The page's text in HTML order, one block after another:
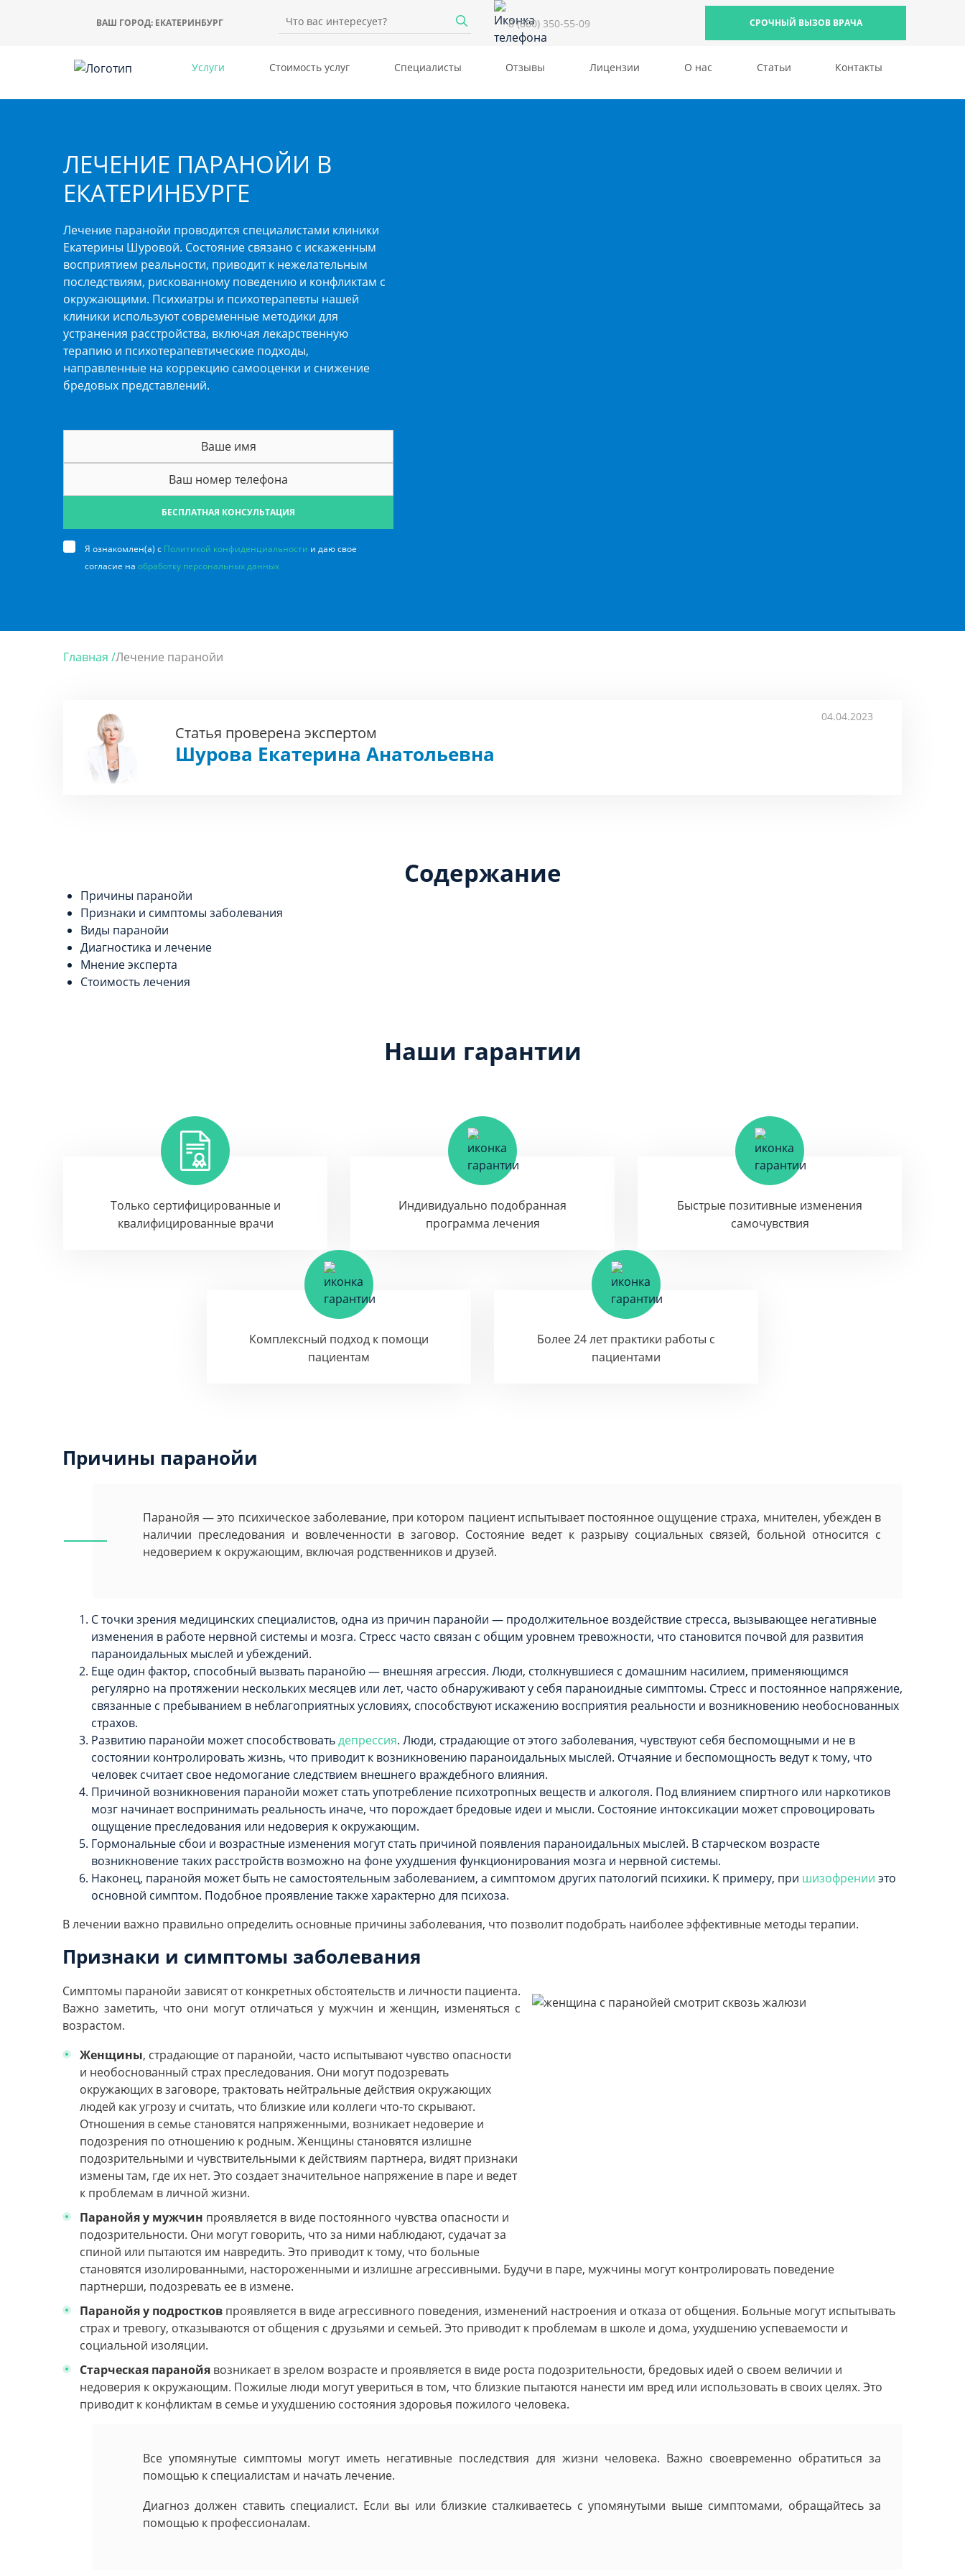
ВАШ ГОРОД: ЕКАТЕРИНБУРГ 8 (800) 350-55-09 СРОЧНЫЙ ВЫЗОВ ВРАЧА
Услуги Стоимость услуг Специалисты Отзывы Лицензии О нас Статьи Контакты
ЛЕЧЕНИЕ ПАРАНОЙИ В
ЕКАТЕРИНБУРГЕ
Лечение паранойи проводится специалистами клиники
Екатерины Шуровой. Состояние связано с искаженным
восприятием реальности, приводит к нежелательным
последствиям, рискованному поведению и конфликтам с
окружающими. Психиатры и психотерапевты нашей
клиники используют современные методики для
устранения расстройства, включая лекарственную
терапию и психотерапевтические подходы,
направленные на коррекцию самооценки и снижение
бредовых представлений.
БЕСПЛАТНАЯ КОНСУЛЬТАЦИЯ
Я ознакомлен(а) с Политикой конфиденциальности и даю свое
согласие на обработку персональных данных
Главная /Лечение паранойи
04.04.2023
Статья проверена экспертом
Шурова Екатерина Анатольевна
Содержание
Причины паранойи
Признаки и симптомы заболевания
Виды паранойи
Диагностика и лечение
Мнение эксперта
Стоимость лечения
Наши гарантии
Только сертифицированные и
квалифицированные врачи
Индивидуально подобранная
программа лечения
Быстрые позитивные изменения
самочувствия
Комплексный подход к помощи
пациентам
Более 24 лет практики работы с
пациентами
Причины паранойи
Паранойя — это психическое заболевание, при котором пациент испытывает постоянное ощущение страха, мнителен, убежден в
наличии преследования и вовлеченности в заговор. Состояние ведет к разрыву социальных связей, больной относится с
недоверием к окружающим, включая родственников и друзей.
С точки зрения медицинских специалистов, одна из причин паранойи — продолжительное воздействие стресса, вызывающее негативные
изменения в работе нервной системы и мозга. Стресс часто связан с общим уровнем тревожности, что становится почвой для развития
параноидальных мыслей и убеждений.
Еще один фактор, способный вызвать паранойю — внешняя агрессия. Люди, столкнувшиеся с домашним насилием, применяющимся
регулярно на протяжении нескольких месяцев или лет, часто обнаруживают у себя параноидные симптомы. Стресс и постоянное напряжение,
связанные с пребыванием в неблагоприятных условиях, способствуют искажению восприятия реальности и возникновению необоснованных
страхов.
Развитию паранойи может способствоватьдепрессия. Люди, страдающие от этого заболевания, чувствуют себя беспомощными и не в
состоянии контролировать жизнь, что приводит к возникновению параноидальных мыслей. Отчаяние и беспомощность ведут к тому, что
человек считает свое недомогание следствием внешнего враждебного влияния.
Причиной возникновения паранойи может стать употребление психотропных веществ и алкоголя. Под влиянием спиртного или наркотиков
мозг начинает воспринимать реальность иначе, что порождает бредовые идеи и мысли. Состояние интоксикации может спровоцировать
ощущение преследования или недоверия к окружающим.
Гормональные сбои и возрастные изменения могут стать причиной появления параноидальных мыслей. В старческом возрасте
возникновение таких расстройств возможно на фоне ухудшения функционирования мозга и нервной системы.
Наконец, паранойя может быть не самостоятельным заболеванием, а симптомом других патологий психики. К примеру, при шизофрении это
основной симптом. Подобное проявление также характерно для психоза.
В лечении важно правильно определить основные причины заболевания, что позволит подобрать наиболее эффективные методы терапии.
Признаки и симптомы заболевания
Симптомы паранойи зависят от конкретных обстоятельств и личности пациента.
Важно заметить, что они могут отличаться у мужчин и женщин, изменяться с
возрастом.
Женщины, страдающие от паранойи, часто испытывают чувство опасности
и необоснованный страх преследования. Они могут подозревать
окружающих в заговоре, трактовать нейтральные действия окружающих
людей как угрозу и считать, что близкие или коллеги что-то скрывают.
Отношения в семье становятся напряженными, возникает недоверие и
подозрения по отношению к родным. Женщины становятся излишне
подозрительными и чувствительными к действиям партнера, видят признаки
измены там, где их нет. Это создает значительное напряжение в паре и ведет
к проблемам в личной жизни.
Паранойя у мужчин проявляется в виде постоянного чувства опасности и
подозрительности. Они могут говорить, что за ними наблюдают, судачат за
спиной или пытаются им навредить. Это приводит к тому, что больные
становятся изолированными, настороженными и излишне агрессивными. Будучи в паре, мужчины могут контролировать поведение
партнерши, подозревать ее в измене.
Паранойя у подростков проявляется в виде агрессивного поведения, изменений настроения и отказа от общения. Больные могут испытывать
страх и тревогу, отказываются от общения с друзьями и семьей. Это приводит к проблемам в школе и дома, ухудшению успеваемости и
социальной изоляции.
Старческая паранойя возникает в зрелом возрасте и проявляется в виде роста подозрительности, бредовых идей о своем величии и
недоверия к окружающим. Пожилые люди могут увериться в том, что близкие пытаются нанести им вред или использовать в своих целях. Это
приводит к конфликтам в семье и ухудшению состояния здоровья пожилого человека.
Все упомянутые симптомы могут иметь негативные последствия для жизни человека. Важно своевременно обратиться за
помощью к специалистам и начать лечение.
Диагноз должен ставить специалист. Если вы или близкие сталкиваетесь с упомянутыми выше симптомами, обращайтесь за
помощью к профессионалам.